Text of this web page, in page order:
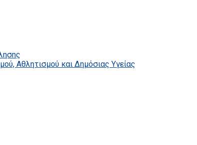
Αθλητισμού και Δημόσιας Υγείας